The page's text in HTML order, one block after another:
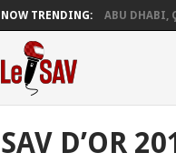
NOW TRENDING: ABU DHABI,
SAV D’OR